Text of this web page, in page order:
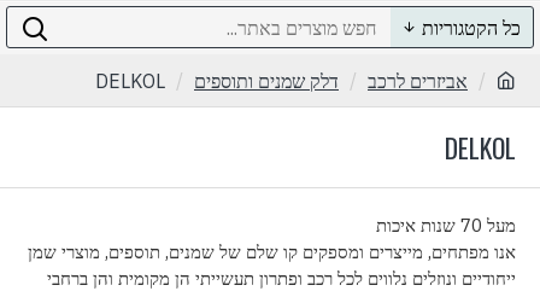
כל הקטגוריות
אביזרים לרכב דלק שמנים ותוספים DELKOL
DELKOL
מעל 70 שנות איכות
אנו מפתחים, מייצרים ומספקים קו שלם של שמנים, תוספים, מוצרי שמן
ייחודיים ונוזלים נלווים לכל רכב ופתרון תעשייתי הן מקומית והן ברחבי